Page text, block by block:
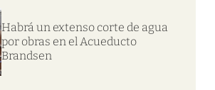
Habrá un extenso corte de agua
por obras en el Acueducto
Brandsen